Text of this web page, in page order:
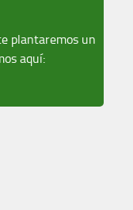
plantaremos un
aquí: